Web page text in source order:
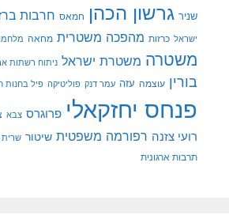
שניר גרשון הכהן חמאס חרבות
ישראל כרזות מהפכה משטרית מחאה
משטרה משטרת ישראל ניתוח רשתות
בורין עוצמה עזה עמר דנק פוליטיקה פיל בחנות
פנחס יחזקאלי פרוגרס צבא
רועי צזנה רפורמה משפטית שיטור שרית
תרבות ארגונית